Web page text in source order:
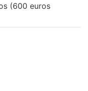
(600 euros